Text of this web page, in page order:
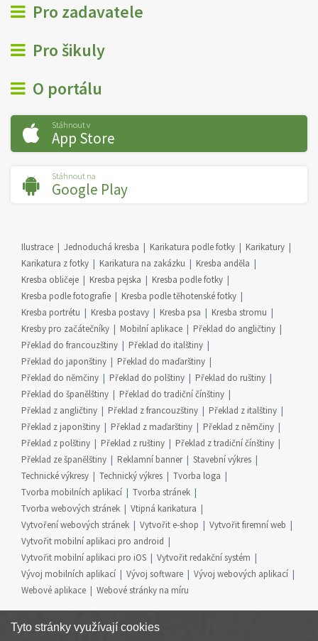
Pro zadavatele
Pro šikuly
O portálu
Stáhnout v
App Store
Stáhnout na
Google Play
Ilustrace Jednoduchá kresba Karikatura podle fotky
Karikatury
Karikatura z fotky
Karikatura na zakázku
Kresba anděla
Kresba obličeje
Kresba pejska
Kresba podle fotky
Kresba podle fotografie
Kresba podle těhotenské fotky
Kresba portrétu
Kresba postavy Kresba psa
Kresba stromu
Kresby pro začátečníky
Mobilní aplikace
Překlad do angličtiny
Překlad do francouzštiny
Překlad do italštiny
Překlad do japonštiny
Překlad do maďarštiny
Překlad do němčiny
Překlad do polštiny
Překlad do ruštiny
Překlad do španělštiny
Překlad do tradiční čínštiny
Překlad z angličtiny
Překlad z francouzštiny
Překlad z italštiny
Překlad z japonštiny
Překlad z maďarštiny
Překlad z němčiny
Překlad z polštiny
Překlad z ruštiny
Překlad z tradiční čínštiny
Překlad ze španělštiny
Reklamní banner
Stavební výkres
Technické výkresy
Technický výkres
Tvorba loga
Tvorba mobilních aplikací
Tvorba stránek
Tvorba webových stránek
Vtipná karikatura
Vytvoření webových stránek
Vytvořit e-shop
Vytvořit firemní web
Vytvořit mobilní aplikaci pro android
Vytvořit mobilní aplikaci pro iOS
Vytvořit redakční systém
Vývoj mobilních aplikací
Vývoj software
Vývoj webových aplikací
Webové aplikace
Webové stránky na míru
Tyto stránky využívají cookies